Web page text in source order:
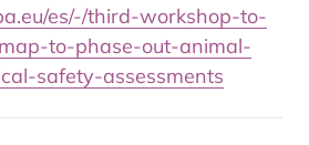
es/-/third-workshop-to-
to-phase-out-animal-
safety-assessments